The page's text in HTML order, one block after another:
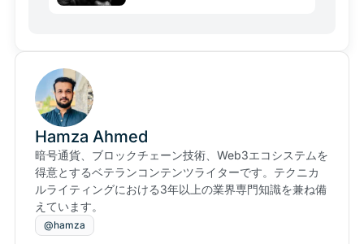
Hamza Ahmed
暗号通貨、ブロックチェーン技術、Web3エコシステムを
得意とするベテランコンテンツライターです。テクニカ
ルライティングにおける3年以上の業界専門知識を兼ね備
えています。
@hamza